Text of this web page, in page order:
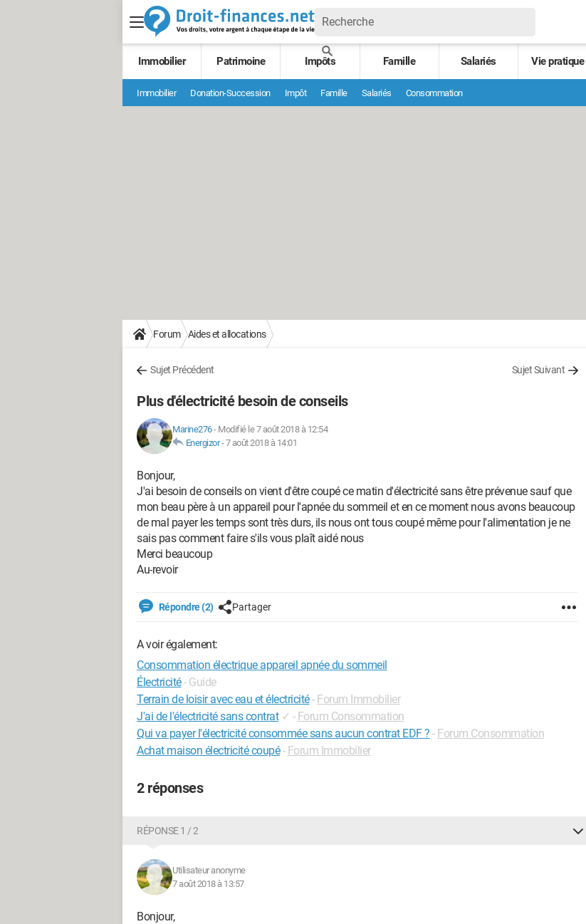
Immobilier Patrimoine Impôts Famille Salariés Vie pratique
Immobilier Donation-Succession Impôt Famille Salariés Consommation
Forum Aides et allocations
Sujet Précédent Sujet Suivant
Plus d'électricité besoin de conseils
Marine276- Modifié le 7 août 2018 à 12:54
Energizor-7 août 2018 à 14:01
Bonjour,
J'ai besoin de conseils on vient d'être coupé ce matin d'électricité sans être prévenue sauf que
mon beau père à un appareil pour l'apnée du sommeil et en ce moment nous avons beaucoup
de mal payer les temps sont très durs, ils nous ont tous coupé même pour l'alimentation je ne
sais pas comment faire s'ils vous plaît aidé nous
Merci beaucoup
Au-revoir
Répondre (2) Partager
A voir également:
Consommation électrique appareil apnée du sommeil
Électricité- Guide
Terrain de loisir avec eau et électricité- Forum Immobilier
J'ai de l'électricité sans contrat ✓ - Forum Consommation
Qui va payer l'électricité consommée sans aucun contrat EDF ? - Forum Consommation
Achat maison électricité coupé - Forum Immobilier
2 réponses
RÉPONSE 1 / 2
Utilisateur anonyme
7 août 2018 à 13:57
Bonjour,